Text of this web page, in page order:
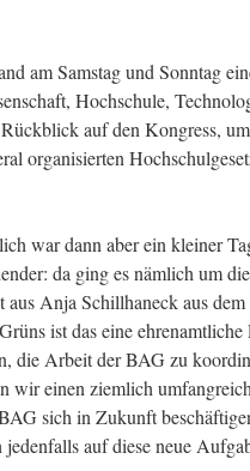
am Sams­tag und Sonn­tag
Hoch­schu­le,
auf den Kon­gress,
orga­ni­sier­ten
war dann aber ein klei­ner
da ging es näm­lich um
aus Anja Schillhan­eck aus
ist das eine ehren­amt­li­che
die Arbeit der BAG zu
wir einen ziem­lich
sich in Zukunft
auf die­se neue